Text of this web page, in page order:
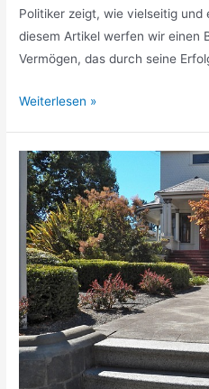
Politiker zeigt, wie vielseitig und
diesem Artikel werfen wir einen
Vermögen, das durch seine
Vitali
Boxen
und
politische
Karriere
Weiterlesen »